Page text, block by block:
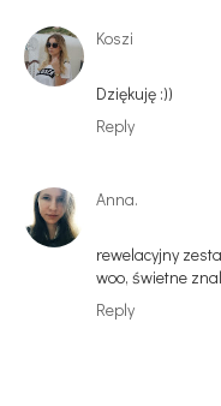
Koszi
Dziękuję :))
Reply
Anna.
rewelacyjny
woo, świetne
Reply